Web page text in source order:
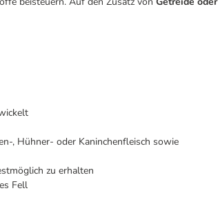
, Hühner- oder Kaninchenfleisch sowie
zu erhalten
Fell